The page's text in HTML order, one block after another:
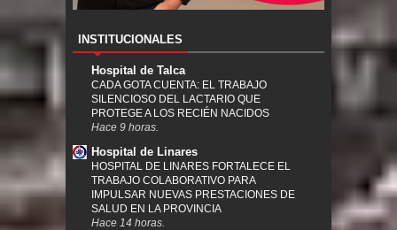
INSTITUCIONALES
Hospital de Talca
CADA GOTA CUENTA: EL TRABAJO
SILENCIOSO DEL LACTARIO QUE
PROTEGE A LOS RECIÉN NACIDOS
Hace 9 horas.
Hospital de Linares
HOSPITAL DE LINARES FORTALECE EL
TRABAJO COLABORATIVO PARA
IMPULSAR NUEVAS PRESTACIONES DE
SALUD EN LA PROVINCIA
Hace 14 horas.